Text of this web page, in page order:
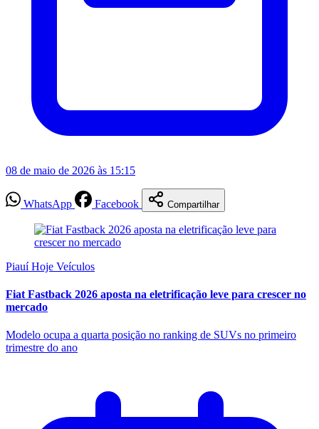
08 de maio de 2026 às 15:15
WhatsApp Facebook Compartilhar
Piauí Hoje Veículos
Fiat Fastback 2026 aposta na eletrificação leve para crescer no
mercado
Modelo ocupa a quarta posição no ranking de SUVs no primeiro
trimestre do ano